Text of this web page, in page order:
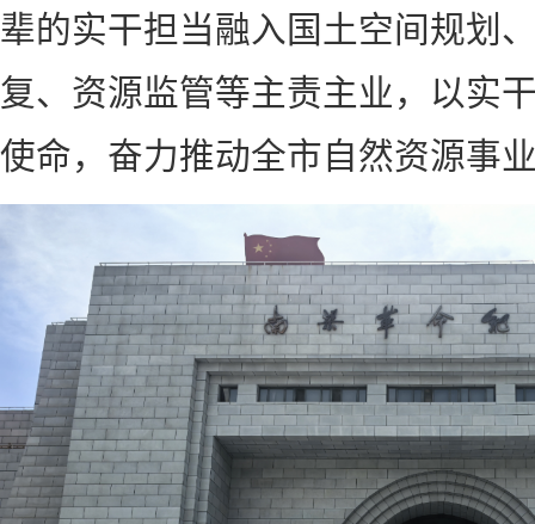
辈的实干担当融入国土空间规划
复、资源监管等主责主业，以实
使命，奋力推动全市自然资源事